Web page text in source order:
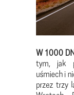
W 1000
tym, jak
uśmiech i
przez trzy